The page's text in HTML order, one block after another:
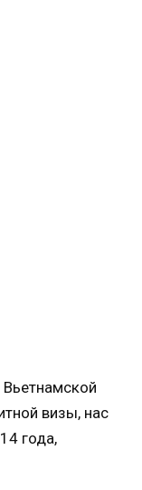
визы, нас
года,